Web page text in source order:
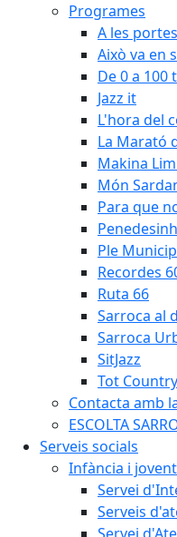
Programes
A les
Això va en
De 0 a 100
Jazz it
L'hora del
La Marató
Makina
Món
Para que
Ple
Recordes
Ruta 66
Sarroca al
Sarroca
SitJazz
Tot Country
Contacta amb
ESCOLTA
Serveis socials
Infància i
Servei
Serveis